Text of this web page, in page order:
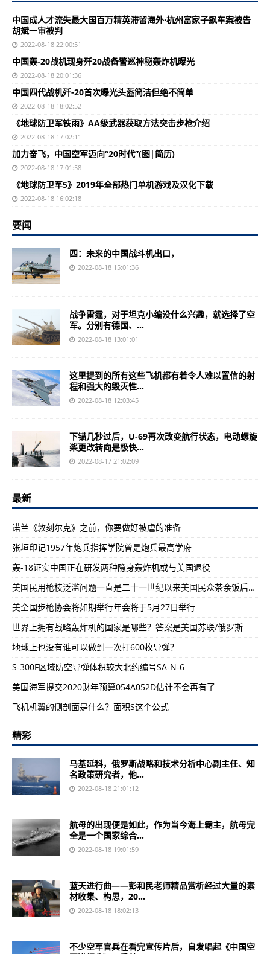
中国成人才流失最大国百万精英滞留海外·杭州富家子飙车案被告
胡斌一审被判
2022-08-18 22:00:51
中国轰-20战机现身歼20战备警巡神秘轰炸机曝光
2022-08-18 20:01:36
中国四代战机歼-20首次曝光头盔简洁但绝不简单
2022-08-18 18:02:52
《地球防卫军铁雨》AA级武器获取方法突击步枪介绍
2022-08-18 17:02:11
加力奋飞，中国空军迈向“20时代”(图|简历)
2022-08-18 17:01:58
《地球防卫军5》2019年全部热门单机游戏及汉化下载
2022-08-18 16:02:18
要闻
四：未来的中国战斗机出口，
2022-08-18 15:01:36
战争雷霆，对于坦克小编没什么兴趣，就选择了空
军。分别有德国、...
2022-08-18 13:01:01
这里提到的所有这些飞机都有着令人难以置信的射
程和强大的毁灭性...
2022-08-18 12:03:45
下锚几秒过后，U-69再次改变航行状态，电动螺旋
桨更改转向是极快...
2022-08-17 21:02:09
最新
诺兰《敦刻尔克》之前，你要做好被虐的准备
张垣印记1957年炮兵指挥学院曾是炮兵最高学府
轰-18证实中国正在研发两种隐身轰炸机或与美国退役
美国民用枪枝泛滥问题一直是二十一世纪以来美国民众茶余饭后的首要八卦
美全国步枪协会将如期举行年会将于5月27日举行
世界上拥有战略轰炸机的国家是哪些？答案是美国苏联/俄罗斯
地球上也没有谁可以做到一次打600枚导弹？
S-300F区域防空导弹体积较大北约编号SA-N-6
美国海军提交2020财年预算054A052D估计不会再有了
飞机机翼的侧剖面是什么？面积S这个公式
精彩
马基延科，俄罗斯战略和技术分析中心副主任、知
名政策研究者，他...
2022-08-18 21:01:12
航母的出现便是如此，作为当今海上霸主，航母完
全是一个国家综合...
2022-08-18 19:01:59
蓝天进行曲——彭和民老师精品赏析经过大量的素
材收集、构思，20...
2022-08-18 18:02:13
不少空军官兵在看完宣传片后，自发唱起《中国空